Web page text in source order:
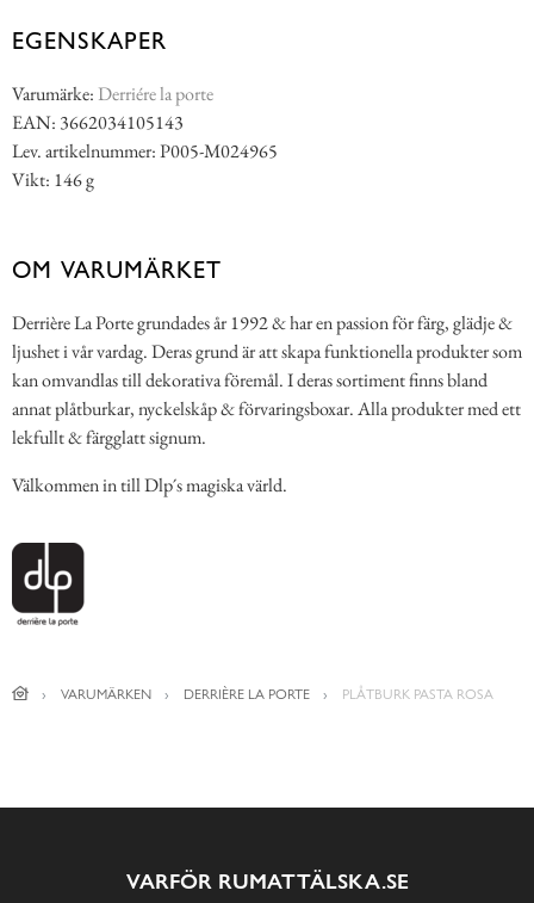
EGENSKAPER
Varumärke: Derriére la porte
EAN: 3662034105143
Lev. artikelnummer: P005-M024965
Vikt: 146 g
OM VARUMÄRKET
Derrière La Porte grundades år 1992 & har en passion för färg, glädje &
ljushet i vår vardag. Deras grund är att skapa funktionella produkter som
kan omvandlas till dekorativa föremål. I deras sortiment finns bland
annat plåtburkar, nyckelskåp & förvaringsboxar. Alla produkter med ett
lekfullt & färgglatt signum.
Välkommen in till Dlp´s magiska värld.
VARUMÄRKEN DERRIÈRE LA PORTE PLÅTBURK PASTA ROSA
VARFÖR RUMATTÄLSKA.SE